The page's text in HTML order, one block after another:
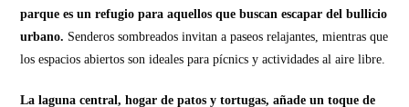
parque es un refugio para aquellos que buscan escapar del bullicio
urbano. Senderos sombreados invitan a paseos relajantes, mientras que
los espacios abiertos son ideales para pícnics y actividades al aire libre.
La laguna central, hogar de patos y tortugas, añade un toque de